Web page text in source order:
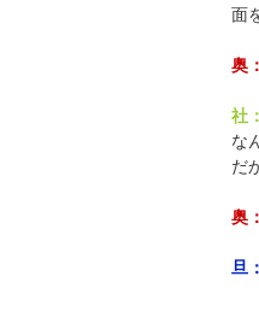
面
奥：
社：
な
だ
奥：
旦：